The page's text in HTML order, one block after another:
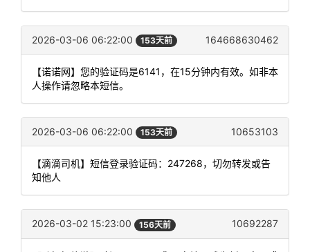
2026-03-06 06:22:00 153天前 164668630462
【诺诺网】您的验证码是6141，在15分钟内有效。如非本
人操作请忽略本短信。
2026-03-06 06:22:00 153天前 10653103
【滴滴司机】短信登录验证码：247268，切勿转发或告
知他人
2026-03-02 15:23:00 156天前 10692287